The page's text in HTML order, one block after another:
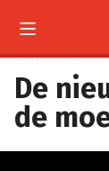

De
de